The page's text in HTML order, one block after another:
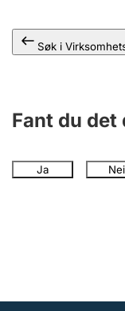
Søk i
Fant du
Ja Nei